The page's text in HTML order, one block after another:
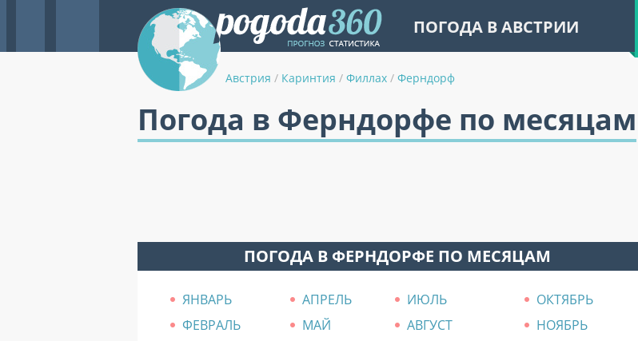
ПОГОДА В АВСТРИИ
Австрия / Каринтия / Филлах / Ферндорф
Погода в Ферндорфе по месяцам
ПОГОДА В ФЕРНДОРФЕ ПО МЕСЯЦАМ
ЯНВАРЬ АПРЕЛЬ ИЮЛЬ
ОКТЯБРЬ
ФЕВРАЛЬ
МАЙ АВГУСТ
НОЯБРЬ